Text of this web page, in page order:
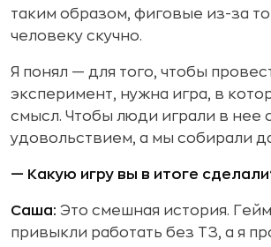
таким образом, фиговые из-за
человеку скучно.
Я понял — для того, чтобы
эксперимент, нужна игра, в
смысл. Чтобы люди играли в нее
удовольствием, а мы собирали
— Какую игру вы в итоге
Саша: Это смешная история.
привыкли работать без ТЗ, а я